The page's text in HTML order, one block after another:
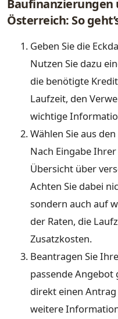
Österreich: So
Geben Sie die
Nutzen Sie dazu
die benötigte
Laufzeit, den
wichtige
Wählen Sie aus
Nach Eingabe
Übersicht über
Achten Sie dabei
sondern auch auf
der Raten, die
Zusatzkosten.
Beantragen Sie
passende Angebot
direkt einen
weitere